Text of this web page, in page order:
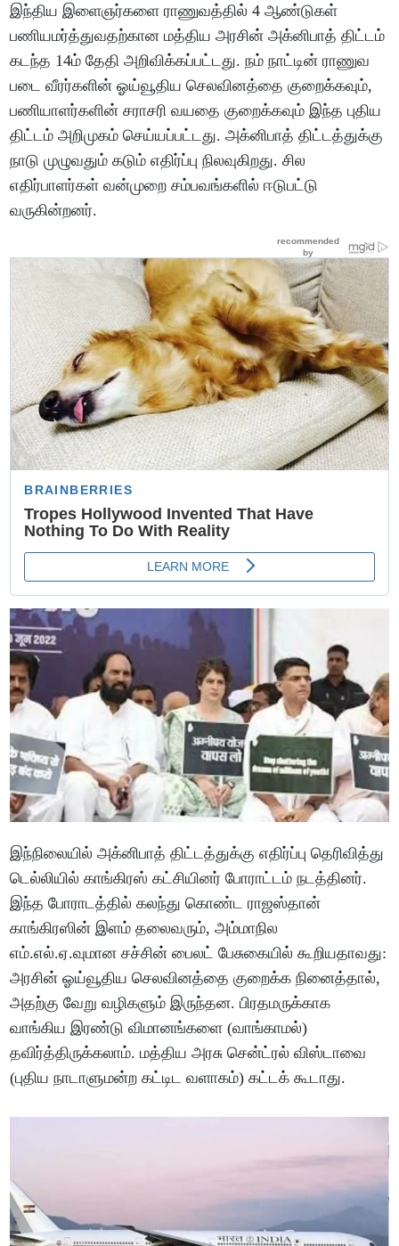
இந்திய இளைஞர்களை ராணுவத்தில் 4 ஆண்டுகள்
பணியமர்த்துவதற்கான மத்திய அரசின் அக்னிபாத் திட்டம்
கடந்த 14ம் தேதி அறிவிக்கப்பட்டது. நம் நாட்டின் ராணுவ
படை வீரர்களின் ஓய்வூதிய செலவினத்தை குறைக்கவும்,
பணியாளர்களின் சராசரி வயதை குறைக்கவும் இந்த புதிய
திட்டம் அறிமுகம் செய்யப்பட்டது. அக்னிபாத் திட்டத்துக்கு
நாடு முழுவதும் கடும் எதிர்ப்பு நிலவுகிறது. சில
எதிர்பாளர்கள் வன்முறை சம்பவங்களில் ஈடுபட்டு
வருகின்றனர்.
இந்நிலையில் அக்னிபாத் திட்டத்துக்கு எதிர்ப்பு தெரிவித்து
டெல்லியில் காங்கிரஸ் கட்சியினர் போராட்டம் நடத்தினர்.
இந்த போராடத்தில் கலந்து கொண்ட ராஜஸ்தான்
காங்கிரஸின் இளம் தலைவரும், அம்மாநில
எம்.எல்.ஏ.வுமான சச்சின் பைலட் பேசுகையில் கூறியதாவது:
அரசின் ஓய்வூதிய செலவினத்தை குறைக்க நினைத்தால்,
அதற்கு வேறு வழிகளும் இருந்தன. பிரதமருக்காக
வாங்கிய இரண்டு விமானங்களை (வாங்காமல்)
தவிர்த்திருக்கலாம். மத்திய அரசு சென்ட்ரல் விஸ்டாவை
(புதிய நாடாளுமன்ற கட்டிட வளாகம்) கட்டக் கூடாது.